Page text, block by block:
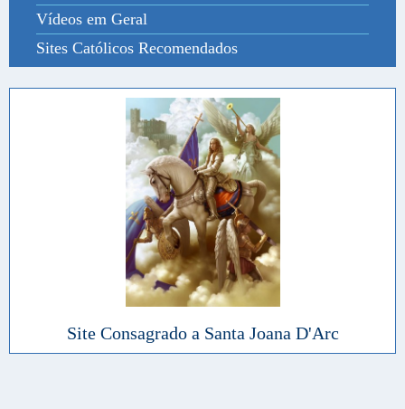
Vídeos em Geral
Sites Católicos Recomendados
Site Consagrado a Santa Joana D'Arc